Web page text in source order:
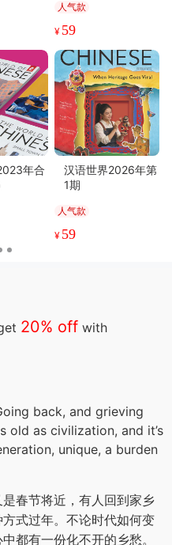
人气款
¥ 59
年合
汉语世界2026年第
1期
人气款
¥ 59
20% off with
back, and grieving
old as civilization, and it’s
unique, a burden
春节将近，有人回到家乡
式过年。不论时代如何变
都有一份化不开的乡愁。